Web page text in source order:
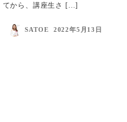
てから、講座生さ […]
SATOE 2022年5月13日